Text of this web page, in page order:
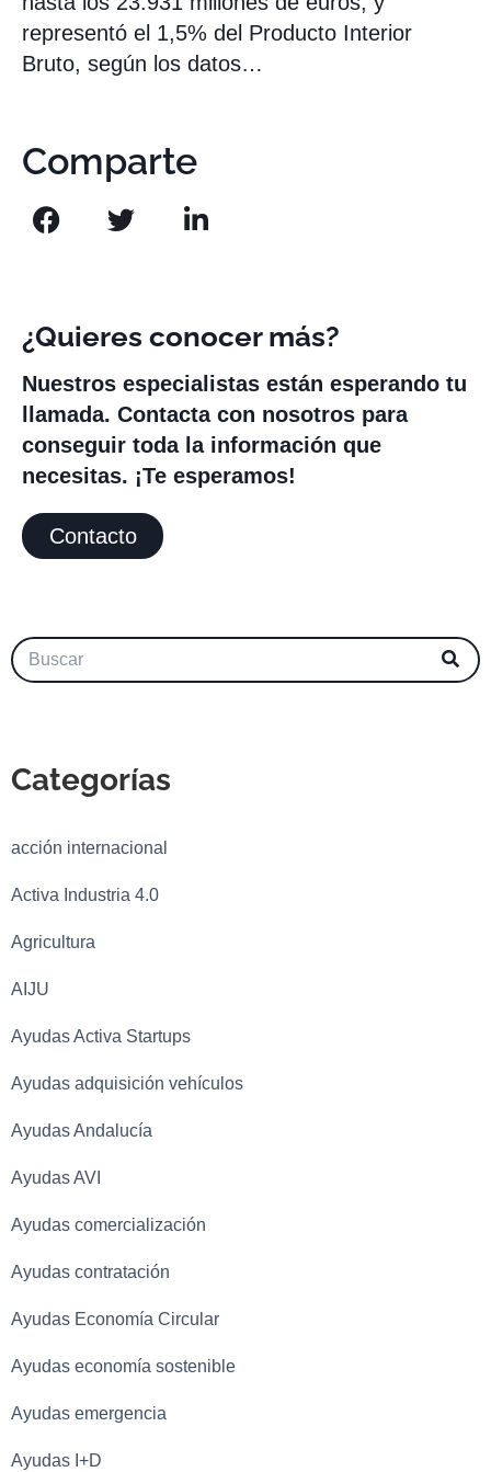
representó el 1,5% del Producto Interior
Bruto, según los datos…
Comparte
¿Quieres conocer más?
Nuestros especialistas están esperando tu
llamada. Contacta con nosotros para
conseguir toda la información que
necesitas. ¡Te esperamos!
Contacto
Categorías
acción internacional
Activa Industria 4.0
Agricultura
AIJU
Ayudas Activa Startups
Ayudas adquisición vehículos
Ayudas Andalucía
Ayudas AVI
Ayudas comercialización
Ayudas contratación
Ayudas Economía Circular
Ayudas economía sostenible
Ayudas emergencia
Ayudas I+D